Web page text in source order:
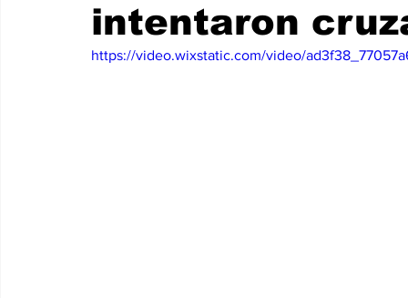
intentaron
https://video.wixstatic.com/video/